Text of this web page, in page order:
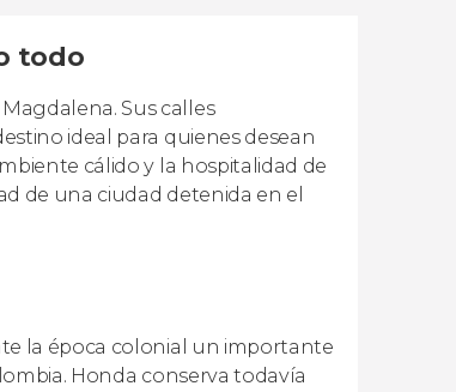
todo
Sus calles
ideal para quienes desean
cálido y la hospitalidad de
de una ciudad detenida en el
la época colonial un importante
Honda conserva todavía